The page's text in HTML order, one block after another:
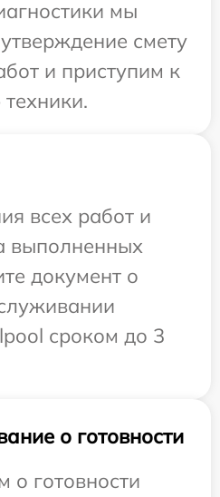
мы
смету
и приступим к
всех работ и
выполненных
документ о
сроком до 3
о готовности
готовности